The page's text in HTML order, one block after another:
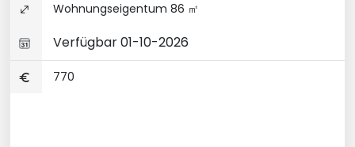
Wohnungseigentum 86 ㎡
Verfügbar 01-10-2026
770